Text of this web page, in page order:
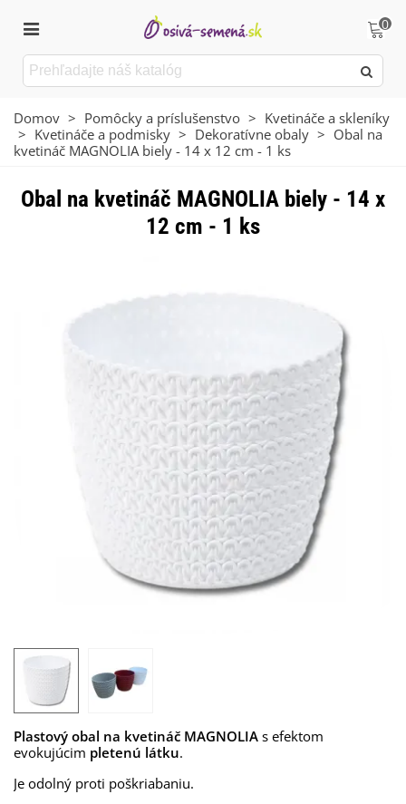
0
Domov > Pomôcky a príslušenstvo > Kvetináče a skleníky
> Kvetináče a podmisky > Dekoratívne obaly > Obal na
kvetináč MAGNOLIA biely - 14 x 12 cm - 1 ks
Obal na kvetináč MAGNOLIA biely - 14 x
12 cm - 1 ks
Plastový obal na kvetináč MAGNOLIA s efektom
evokujúcim pletenú látku.
Je odolný proti poškriabaniu.